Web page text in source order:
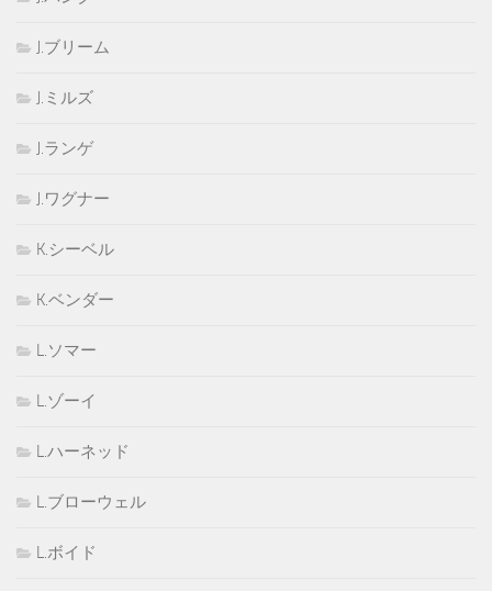
J.ブリーム
J.ミルズ
J.ランゲ
J.ワグナー
K.シーベル
K.ベンダー
L.ソマー
L.ゾーイ
L.ハーネッド
L.ブローウェル
L.ボイド